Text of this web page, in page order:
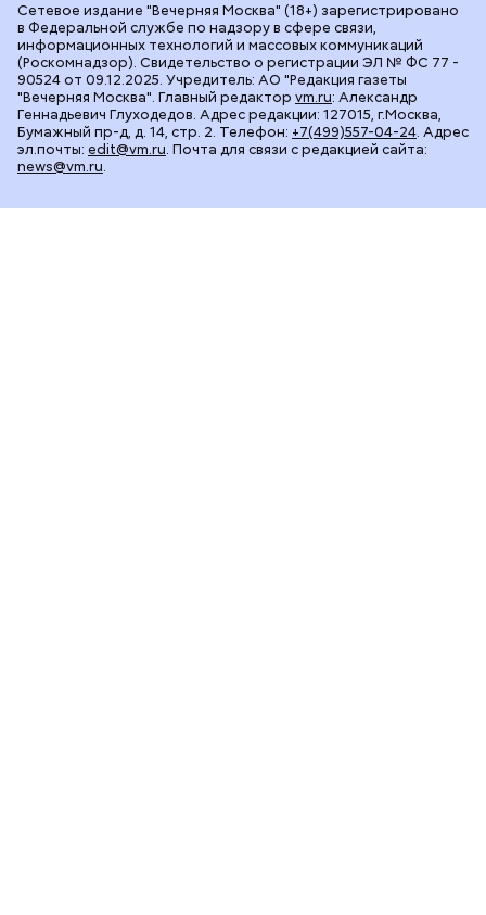
Сетевое издание "Вечерняя Москва" (18+) зарегистрировано
в Федеральной службе по надзору в сфере связи,
информационных технологий и массовых коммуникаций
(Роскомнадзор). Свидетельство о регистрации ЭЛ № ФС 77 -
90524 от 09.12.2025. Учредитель: АО "Редакция газеты
"Вечерняя Москва". Главный редактор vm.ru: Александр
Геннадьевич Глуходедов. Адрес редакции: 127015, г.Москва,
Бумажный пр-д, д. 14, стр. 2. Телефон: +7(499)557-04-24. Адрес
эл.почты: edit@vm.ru. Почта для связи с редакцией сайта:
news@vm.ru.